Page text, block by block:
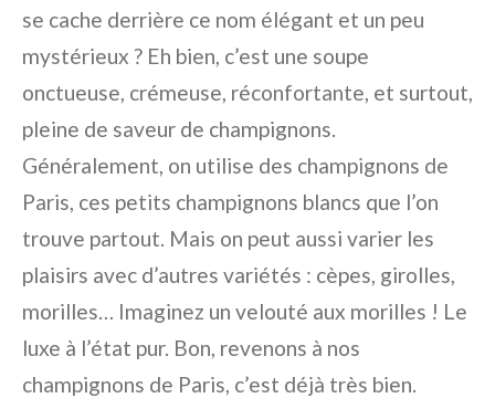
se cache derrière ce nom élégant et un peu
mystérieux ? Eh bien, c’est une soupe
onctueuse, crémeuse, réconfortante, et surtout,
pleine de saveur de champignons.
Généralement, on utilise des champignons de
Paris, ces petits champignons blancs que l’on
trouve partout. Mais on peut aussi varier les
plaisirs avec d’autres variétés : cèpes, girolles,
morilles… Imaginez un velouté aux morilles ! Le
luxe à l’état pur. Bon, revenons à nos
champignons de Paris, c’est déjà très bien.